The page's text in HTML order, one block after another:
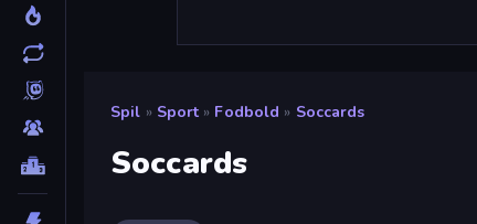
Spil » Sport » Fodbold » Soccards
Soccards